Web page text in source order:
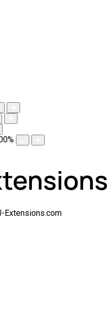
%
Extensions.com